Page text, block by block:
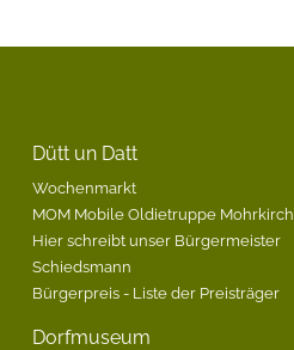
Dütt un Datt
Wochenmarkt
MOM Mobile Oldietruppe Mohrkirch
Hier schreibt unser Bürgermeister
Schiedsmann
Bürgerpreis - Liste der Preisträger
Dorfmuseum